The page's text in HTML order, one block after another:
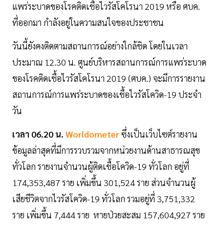
แพร่ระบาดของโรคติดเชื้อไวรัสโคโรนา 2019 หรือ ศบค.
ที่ออกมา กำลังอยู่ในความสนใจของประชาชน
วันนี้ยังคงติดตามสถานการณ์อย่างใกล้ชิด โดยในเวลา
ประมาณ 12.30 น. ศูนย์บริหารสถานการณ์การแพร่ระบาด
ของโรคติดเชื้อไวรัสโคโรนา 2019 (ศบค.) จะมีการรายงาน
สถานการณ์การแพร่ระบาดของเชื้อไวรัสโควิด-19 ประจำ
วัน
เวลา 06.20 น. Worldometerซึ่งเป็นเว็บไซต์รายงาน
ข้อมูลล่าสุดที่มีการรวบรวมจากหน่วยงานด้านสาธารณสุข
ทั่วโลก รายงานจำนวนผู้ติดเชื้อโควิด-19 ทั่วโลก อยู่ที่
174,353,487 ราย เพิ่มขึ้น 301,524 ราย ส่วนจำนวนผู้
เสียชีวิตจากไวรัสโควิด-19 ทั่วโลก รวมอยู่ที่ 3,751,332
ราย เพิ่มขึ้น 7,444 ราย หายป่วยสะสม 157,604,927 ราย